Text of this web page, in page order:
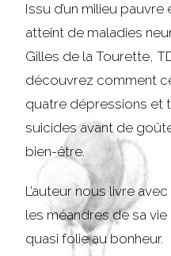
Issu d’un milieu
atteint de maladies
Gilles de la Tourette,
découvrez comment
quatre dépressions et
suicides avant de
bien-être.
L’auteur nous livre
les méandres de sa
quasi folie au bonheur.